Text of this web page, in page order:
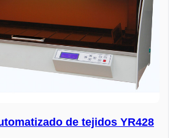
de tejidos YR428